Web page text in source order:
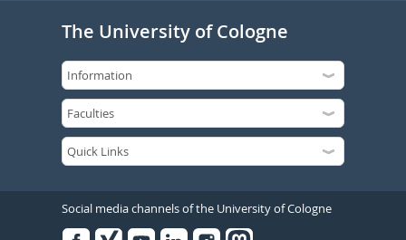
The University of Cologne
Social media channels of the University of Cologne